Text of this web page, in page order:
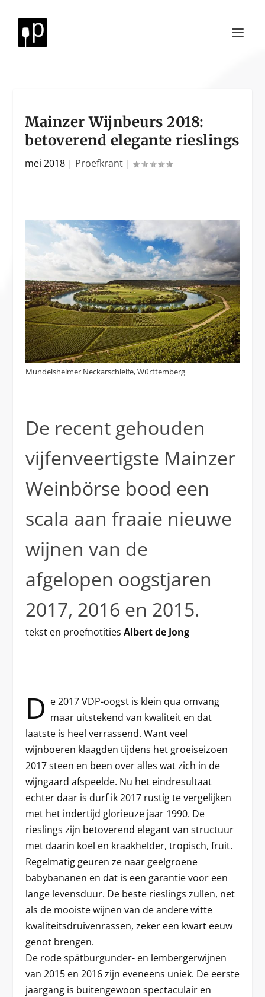
Mainzer Wijnbeurs 2018:
betoverend elegante rieslings
mei 2018 | Proefkrant |
Mundelsheimer Neckarschleife, Württemberg
De recent gehouden
vijfenveertigste Mainzer
Weinbörse bood een
scala aan fraaie nieuwe
wijnen van de
afgelopen oogstjaren
2017, 2016 en 2015.
tekst en proefnotities Albert de Jong
D e 2017 VDP-oogst is klein qua omvang
maar uitstekend van kwaliteit en dat
laatste is heel verrassend. Want veel
wijnboeren klaagden tijdens het groeiseizoen
2017 steen en been over alles wat zich in de
wijngaard afspeelde. Nu het eindresultaat
echter daar is durf ik 2017 rustig te vergelijken
met het indertijd glorieuze jaar 1990. De
rieslings zijn betoverend elegant van structuur
met daarin koel en kraakhelder, tropisch, fruit.
Regelmatig geuren ze naar geelgroene
babybananen en dat is een garantie voor een
lange levensduur. De beste rieslings zullen, net
als de mooiste wijnen van de andere witte
kwaliteitsdruivenrassen, zeker een kwart eeuw
genot brengen.
De rode spätburgunder- en lembergerwijnen
van 2015 en 2016 zijn eveneens uniek. De eerste
jaargang is buitengewoon spectaculair en